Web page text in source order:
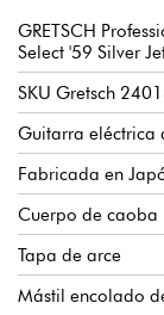
GRETSCH
Select '59 Silver
SKU Gretsch
Guitarra eléctrica
Fabricada en
Cuerpo de caoba
Tapa de arce
Mástil encolado